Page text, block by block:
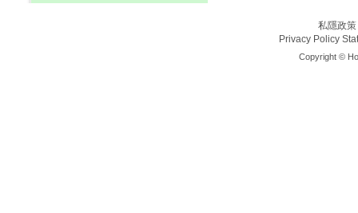
私隱政策
Privacy Policy
Copyright ©